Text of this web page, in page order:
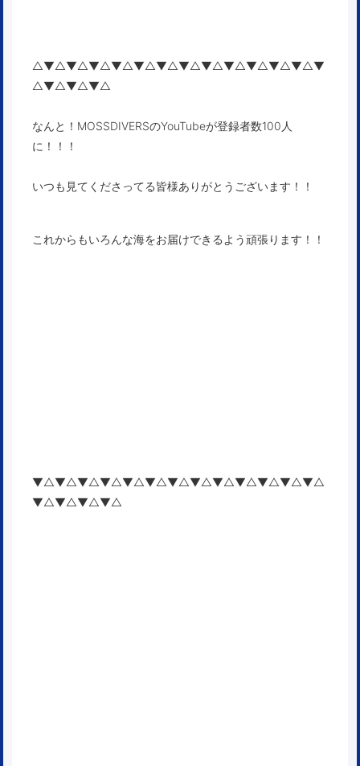
△▼△▼△▼△▼△▼△▼△▼△▼△▼△▼△▼△▼△▼
△▼△▼△▼△
なんと！MOSSDIVERSのYouTubeが登録者数100人
に！！！
いつも見てくださってる皆様ありがとうございます！！
これからもいろんな海をお届けできるよう頑張ります！！
▼△▼△▼△▼△▼△▼△▼△▼△▼△▼△▼△▼△▼△
▼△▼△▼△▼△